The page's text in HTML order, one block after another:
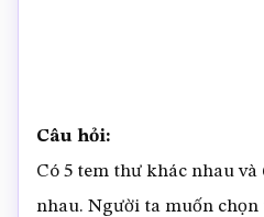
Câu hỏi:
Có 5 tem thư khác nhau
nhau. Người ta muốn chọn